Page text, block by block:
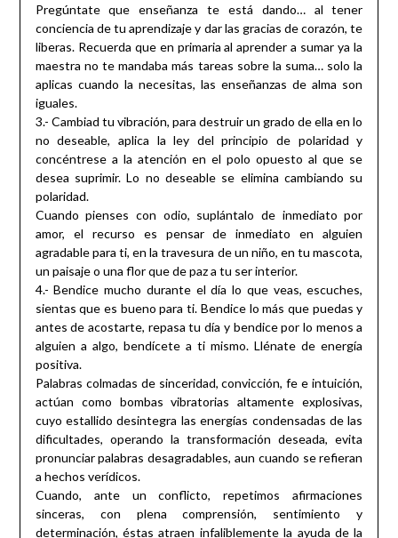
Pregúntate que enseñanza te está dando… al tener
conciencia de tu aprendizaje y dar las gracias de corazón, te
liberas. Recuerda que en primaria al aprender a sumar ya la
maestra no te mandaba más tareas sobre la suma… solo la
aplicas cuando la necesitas, las enseñanzas de alma son
iguales.
3.- Cambiad tu vibración, para destruir un grado de ella en lo
no deseable, aplica la ley del principio de polaridad y
concéntrese a la atención en el polo opuesto al que se
desea suprimir. Lo no deseable se elimina cambiando su
polaridad.
Cuando pienses con odio, suplántalo de inmediato por
amor, el recurso es pensar de inmediato en alguien
agradable para ti, en la travesura de un niño, en tu mascota,
un paisaje o una flor que de paz a tu ser interior.
4.- Bendice mucho durante el día lo que veas, escuches,
sientas que es bueno para ti. Bendice lo más que puedas y
antes de acostarte, repasa tu día y bendice por lo menos a
alguien a algo, bendícete a ti mismo. Llénate de energía
positiva.
Palabras colmadas de sinceridad, convicción, fe e intuición,
actúan como bombas vibratorias altamente explosivas,
cuyo estallido desintegra las energías condensadas de las
dificultades, operando la transformación deseada, evita
pronunciar palabras desagradables, aun cuando se refieran
a hechos verídicos.
Cuando, ante un conflicto, repetimos afirmaciones
sinceras, con plena comprensión, sentimiento y
determinación, éstas atraen infaliblemente la ayuda de la